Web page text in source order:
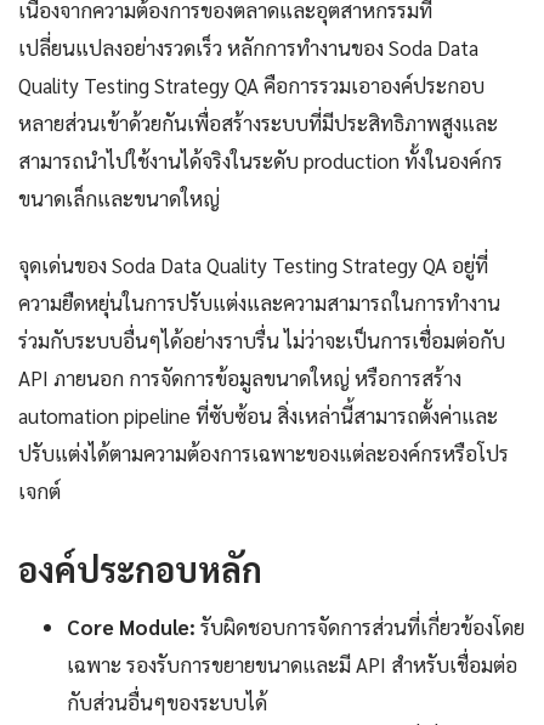
เนื่องจากความต้องการของตลาดและอุตสาหกรรมที่
เปลี่ยนแปลงอย่างรวดเร็ว หลักการทำงานของ Soda Data
Quality Testing Strategy QA คือการรวมเอาองค์ประกอบ
หลายส่วนเข้าด้วยกันเพื่อสร้างระบบที่มีประสิทธิภาพสูงและ
สามารถนำไปใช้งานได้จริงในระดับ production ทั้งในองค์กร
ขนาดเล็กและขนาดใหญ่
จุดเด่นของ Soda Data Quality Testing Strategy QA อยู่ที่
ความยืดหยุ่นในการปรับแต่งและความสามารถในการทำงาน
ร่วมกับระบบอื่นๆได้อย่างราบรื่น ไม่ว่าจะเป็นการเชื่อมต่อกับ
API ภายนอก การจัดการข้อมูลขนาดใหญ่ หรือการสร้าง
automation pipeline ที่ซับซ้อน สิ่งเหล่านี้สามารถตั้งค่าและ
ปรับแต่งได้ตามความต้องการเฉพาะของแต่ละองค์กรหรือโปร
เจกต์
องค์ประกอบหลัก
Core Module: รับผิดชอบการจัดการส่วนที่เกี่ยวข้องโดย
เฉพาะ รองรับการขยายขนาดและมี API สำหรับเชื่อมต่อ
กับส่วนอื่นๆของระบบได้